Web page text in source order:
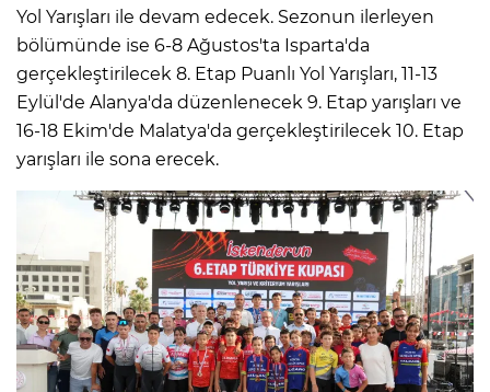
Yol Yarışları ile devam edecek. Sezonun ilerleyen
bölümünde ise 6-8 Ağustos'ta Isparta'da
gerçekleştirilecek 8. Etap Puanlı Yol Yarışları, 11-13
Eylül'de Alanya'da düzenlenecek 9. Etap yarışları ve
16-18 Ekim'de Malatya'da gerçekleştirilecek 10. Etap
yarışları ile sona erecek.